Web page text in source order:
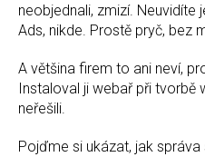
neobjednali, zmizí. Neuvidíte
Ads, nikde. Prostě pryč, bez
A většina firem to ani neví,
Instaloval ji webař při tvorbě
neřešili.
Pojďme si ukázat, jak